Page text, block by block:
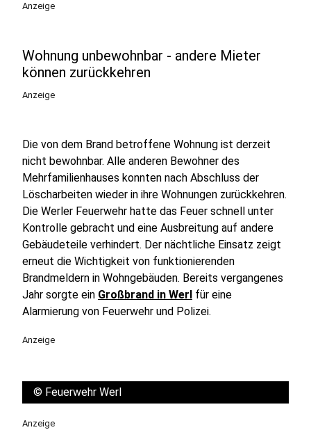
Anzeige
Wohnung unbewohnbar - andere Mieter
können zurückkehren
Anzeige
Die von dem Brand betroffene Wohnung ist derzeit
nicht bewohnbar. Alle anderen Bewohner des
Mehrfamilienhauses konnten nach Abschluss der
Löscharbeiten wieder in ihre Wohnungen zurückkehren.
Die Werler Feuerwehr hatte das Feuer schnell unter
Kontrolle gebracht und eine Ausbreitung auf andere
Gebäudeteile verhindert. Der nächtliche Einsatz zeigt
erneut die Wichtigkeit von funktionierenden
Brandmeldern in Wohngebäuden. Bereits vergangenes
Jahr sorgte ein Großbrand in Werl für eine
Alarmierung von Feuerwehr und Polizei.
Anzeige
© Feuerwehr Werl
Anzeige